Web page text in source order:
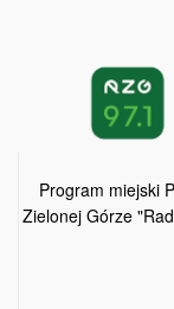
Program miejski
Zielonej Górze